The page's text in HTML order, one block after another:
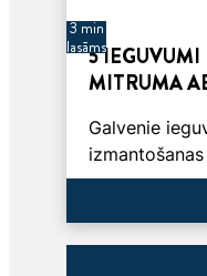
3 min
lasāms5 IEGUVUMI
MITRUMA
Galvenie